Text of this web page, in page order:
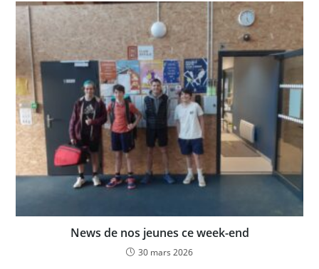
News de nos jeunes ce week-end
30 mars 2026